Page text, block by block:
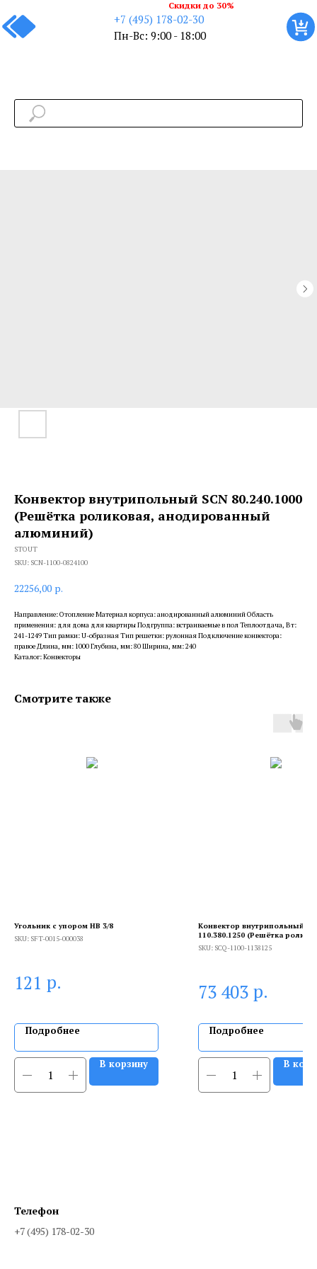
+7 (495) 178-02-30
Пн-Вс: 9:00 - 18:00
Скидки до 30%
Конвектор внутрипольный SCN 80.240.1000
(Решётка роликовая, анодированный
алюминий)
STOUT
SKU: SCN-1100-0824100
22256,00 р.
Направление: Отопление Материал корпуса: анодированный алюминий Область
применения: для дома для квартиры Подгруппа: встраиваемые в пол Теплоотдача, Вт:
241-1249 Тип рамки: U-образная Тип решетки: рулонная Подключение конвектора:
правое Длина, мм: 1000 Глубина, мм: 80 Ширина, мм: 240
Каталог: Конвекторы
Смотрите также
Угольник с упором НВ 3/8
SKU: SFT-0015-000038
121 р.
Подробнее
В корзину
Конвектор внутрипольный
110.380.1250 (Решётка
анодированный алюминий)
SKU: SCQ-1100-1138125
73 403 р.
Подробнее
В
Телефон
+7 (495) 178-02-30